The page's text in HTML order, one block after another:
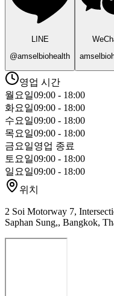
LINE
@amselbiohealth
영업 시간
월요일09:00 - 18:00
화요일09:00 - 18:00
수요일09:00 - 18:00
목요일09:00 - 18:00
금요일영업 종료
토요일09:00 - 18:00
일요일09:00 - 18:00
위치
2 Soi Motorway 7,
Saphan Sung,, Bangkok,